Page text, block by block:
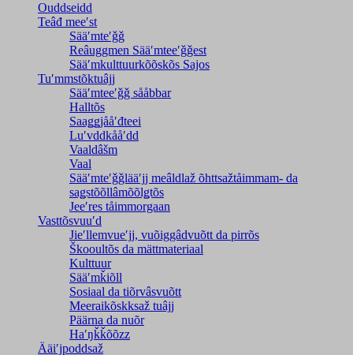
Ouddseidd
Teâđ meeʹst
Sääʹmteʹǧǧ
Reâuggmen Sääʹmteeʹǧǧest
Sääʹmkulttuurkõõskõs Sajos
Tuʹmmstõktuâjj
Sääʹmteeʹǧǧ sååbbar
Halltõs
Saaǥǥjååʹđteei
Luʹvddkååʹdd
Vaaldâšm
Vaal
Sääʹmteʹǧǧlääʹjj meâldlaž õhttsažtåimmam- da
saǥstõõllâmõõlǥtõs
Jeeʹres tåimmorgaan
Vasttõsvuuʹd
Jieʹllemvueʹjj, vuõiggâdvuõtt da pirrõs
Škooultõs da mättmateriaal
Kulttuur
Sääʹmǩiõll
Sosiaal da tiõrvâsvuõtt
Meeraikõskksaž tuâjj
Päärna da nuõr
Haʹŋǩǩõõzz
Ääiʹjpoddsaž